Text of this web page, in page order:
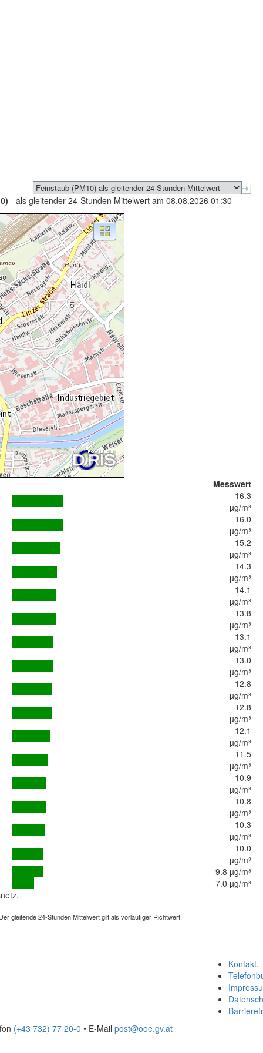
- als gleitender 24-Stunden Mittelwert am 08.08.2026 01:30
Messwert
16.3
µg/m³
16.0
µg/m³
15.2
µg/m³
14.3
µg/m³
14.1
µg/m³
13.8
µg/m³
13.1
µg/m³
13.0
µg/m³
12.8
µg/m³
12.8
µg/m³
12.1
µg/m³
11.5
µg/m³
10.9
µg/m³
10.8
µg/m³
10.3
µg/m³
10.0
µg/m³
9.8 µg/m³
7.0 µg/m³
gleitende 24-Stunden Mittelwert gilt als vorläufiger Richtwert.
Kontakt.
(+43 732) 77 20-0 • E-Mail post@ooe.gv.at